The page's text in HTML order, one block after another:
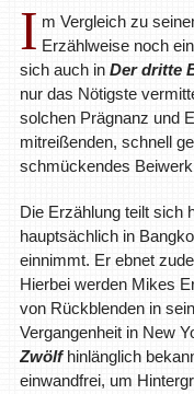
I m Vergleich zu
Erzählweise noch
sich auch in Der dritte
nur das Nötigste
solchen Prägnanz und
mitreißenden, schnell
schmückendes
Die Erzählung teilt sich
hauptsächlich in
einnimmt. Er ebnet
Hierbei werden Mikes
von Rückblenden in
Vergangenheit in New
Zwölfhinlänglich
einwandfrei, um